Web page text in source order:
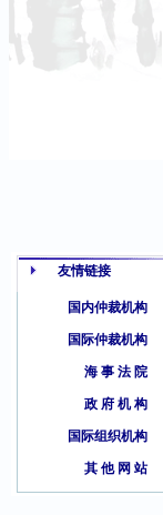
友情链接
国内仲裁机构
国际仲裁机构
海 事 法 院
政 府 机 构
国际组织机构
其 他 网 站